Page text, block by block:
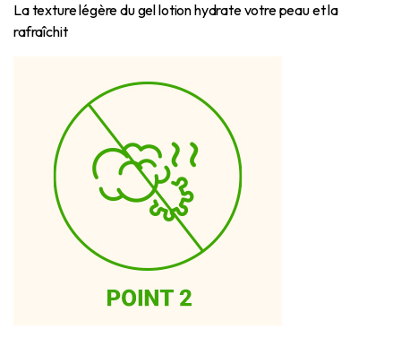
La texture légère du gel lotion hydrate votre peau et la
rafraîchit